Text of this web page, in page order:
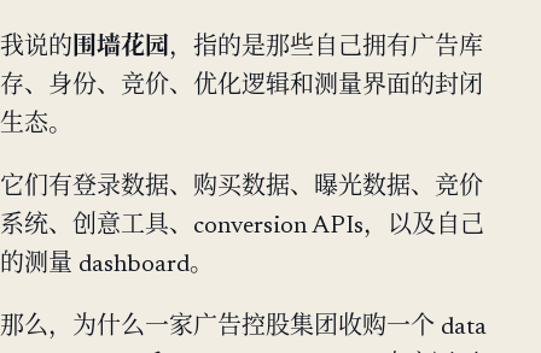
我说的 围墙花园 ，指的是那些自己拥有广告库
存、身份、竞价、优化逻辑和测量界面的封闭
生态。
它们有登录数据、购买数据、曝光数据、竞价
系统、创意工具、conversion APIs，以及自己
的测量 dashboard。
那么，为什么一家广告控股集团收购一个 data